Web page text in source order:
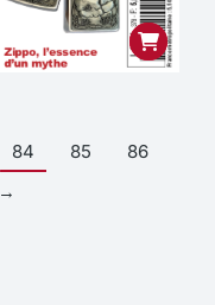
84 85
86
→